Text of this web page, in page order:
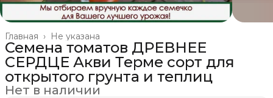
Не указана
Главная ›
Семена томатов ДРЕВНЕЕ
СЕРДЦЕ Акви Терме сорт для
открытого грунта и теплиц
Нет в наличии